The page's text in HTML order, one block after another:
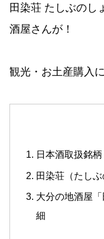
田染荘 たしぶのし
酒屋さんが！
観光・お土産購入
日本酒取扱銘柄
田染荘（たし
大分の地酒屋
細